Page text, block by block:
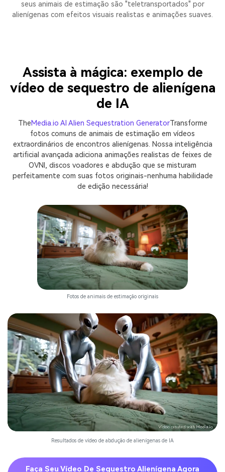
seus animais de estimação são "teletransportados" por
alienígenas com efeitos visuais realistas e animações suaves.
Assista à mágica: exemplo de
vídeo de sequestro de alienígena
de IA
TheMedia.io AI Alien Sequestration GeneratorTransforme
fotos comuns de animais de estimação em vídeos
extraordinários de encontros alienígenas. Nossa inteligência
artificial avançada adiciona animações realistas de feixes de
OVNI, discos voadores e abdução que se misturam
perfeitamente com suas fotos originais-nenhuma habilidade
de edição necessária!
Fotos de animais de estimação originais
Resultados de vídeo de abdução de alienígenas de IA
Faça Seu Vídeo De Sequestro Alienígena Agora